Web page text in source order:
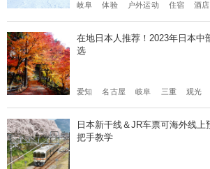
岐阜 体验 户外运动 住宿 酒店
在地日本人推荐！2023年日本中
选
爱知 名古屋 岐阜 三重 观光
日本新干线＆JR车票可海外线
把手教学